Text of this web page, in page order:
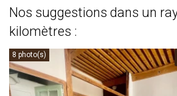
Nos suggestions dans un
kilomètres :
8 photo(s)